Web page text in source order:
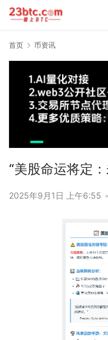
首页 币资讯
“美股命运将定
2025年9月1日 上午6:55 •